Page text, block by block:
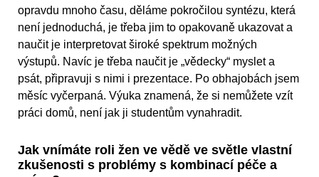
opravdu mnoho času, děláme pokročilou syntézu, která
není jednoduchá, je třeba jim to opakovaně ukazovat a
naučit je interpretovat široké spektrum možných
výstupů. Navíc je třeba naučit je „vědecky“ myslet a
psát, připravuji s nimi i prezentace. Po obhajobách jsem
měsíc vyčerpaná. Výuka znamená, že si nemůžete vzít
práci domů, není jak ji studentům vynahradit.
Jak vnímáte roli žen ve vědě ve světle vlastní
zkušenosti s problémy s kombinací péče a